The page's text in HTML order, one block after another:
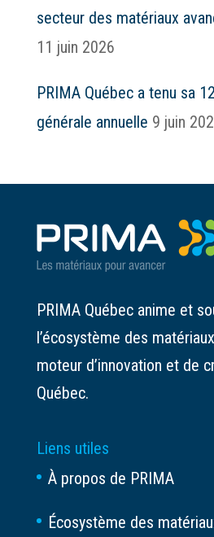
secteur des matériaux
11 juin 2026
PRIMA Québec a tenu sa
générale annuelle 9 juin
PRIMA Québec anime et
l’écosystème des
moteur d’innovation et de
Québec.
Liens utiles
À propos de PRIMA
Écosystème des